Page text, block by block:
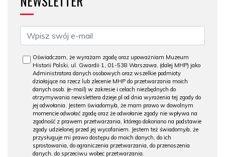
Oświadczam, że wyrażam zgodę oraz upoważniam Muzeum
Historii Polski, ul. Gwardii 1, 01-538 Warszawa, (dalej MHP) jako
Administratora danych osobowych oraz wszelkie podmioty
działające na rzecz lub zlecenie MHP do przetwarzania moich
danych osob. (e-mail) w zakresie i celach niezbędnych do
otrzymywania newslettera dzieje.pl od dnia wyrażenia tej zgody do
jej odwołania. Jestem świadomy/a, że mam prawo w dowolnym
momencie odwołać zgodę oraz że odwołanie zgody nie wpływa na
zgodność z prawem przetwarzania, którego dokonano na podstawie
zgody udzielonej przed jej wycofaniem. Jestem też świadomy/a, że
przysługuje mi prawo dostępu do moich danych, do ich
sprostowania, do ograniczenia przetwarzania, do przenoszenia
danych, do sprzeciwu wobec przetwarzania.